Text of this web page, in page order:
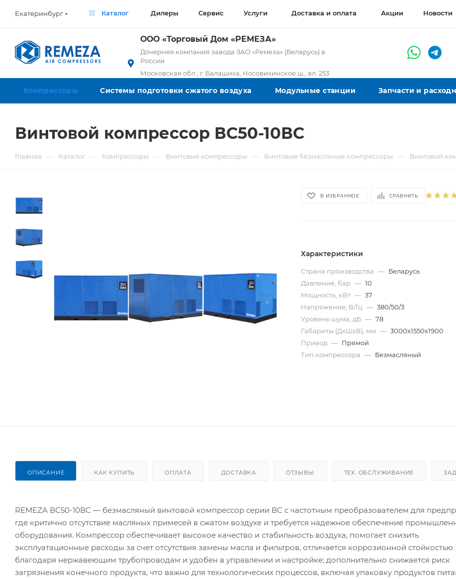
Екатеринбург Каталог Дилеры Сервис Услуги Доставка и оплата Акции Новости
ООО «Торговый Дом «РЕМЕЗА»
Дочерняя компания завода ЗАО «Ремеза» (Беларусь) в
России
Московская обл., г. Балашиха, Носовихинское ш., вл. 253
Компрессоры Системы подготовки сжатого воздуха Модульные станции Запчасти и
Винтовой компрессор ВС50-10ВС
Главная — Каталог — Компрессоры — Винтовые компрессоры — Винтовые безмасляные компрессоры — Винтовой
В ИЗБРАННОЕ СРАВНИТЬ
Характеристики
Страна производства — Беларусь
Давление, бар — 10
Мощность, кВт — 37
Напряжение, В/Гц — 380/50/3
Уровень шума, дБ — 78
Габариты (ДхШхВ), мм — 3000х1550х1900
Привод — Прямой
Тип компрессора — Безмасляный
ОПИСАНИЕ КАК КУПИТЬ ОПЛАТА ДОСТАВКА ОТЗЫВЫ ТЕХ. ОБСЛУЖИВАНИЕ
REMEZA ВС50-10ВС — безмасляный винтовой компрессор серии ВС с частотным преобразователем для
где критично отсутствие масляных примесей в сжатом воздухе и требуется надежное обеспечение
оборудования. Компрессор обеспечивает высокое качество и стабильность воздуха, помогает снизить
эксплуатационные расходы за счет отсутствия замены масла и фильтров, отличается коррозионной стойкостью
благодаря нержавеющим трубопроводам и удобен в управлении и настройке; дополнительно снижается риск
загрязнения конечного продукта, что важно для технологических процессов, включая упаковку продуктов